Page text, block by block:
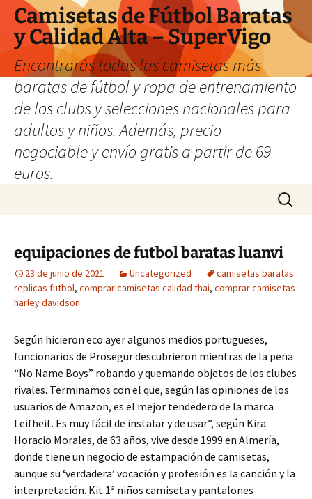
Camisetas de Fútbol Baratas
y Calidad Alta – SuperVigo
Encontrarás todas las camisetas más
baratas de fútbol y ropa de entrenamiento
de los clubs y selecciones nacionales para
adultos y niños. Además, precio
negociable y envío gratis a partir de 69
euros.
Buscar:
equipaciones de futbol baratas luanvi
23 de junio de 2021 Uncategorized
camisetas baratas
replicas futbol, comprar camisetas calidad thai, comprar camisetas
harley davidson
Según hicieron eco ayer algunos medios portugueses,
funcionarios de Prosegur descubrieron mientras de la peña
“No Name Boys” robando y quemando objetos de los clubes
rivales. Terminamos con el que, según las opiniones de los
usuarios de Amazon, es el mejor tendedero de la marca
Leifheit. Es muy fácil de instalar y de usar”, según Kira.
Horacio Morales, de 63 años, vive desde 1999 en Almería,
donde tiene un negocio de estampación de camisetas,
aunque su ‘verdadera’ vocación y profesión es la canción y la
interpretación. Kit 1ª niños camiseta y pantalones